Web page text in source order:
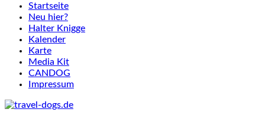
Startseite
Neu hier?
Halter Knigge
Kalender
Karte
Media Kit
CANDOG
Impressum